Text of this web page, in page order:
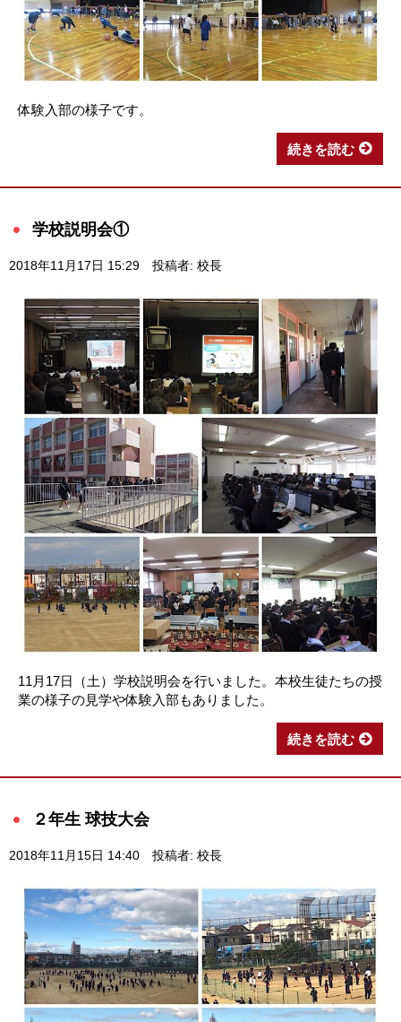
体験入部の様子です。
続きを読む
学校説明会①
2018年11月17日 15:29 投稿者: 校長
11月17日（土）学校説明会を行いました。本校生徒たちの授
業の様子の見学や体験入部もありました。
続きを読む
２年生 球技大会
2018年11月15日 14:40 投稿者: 校長